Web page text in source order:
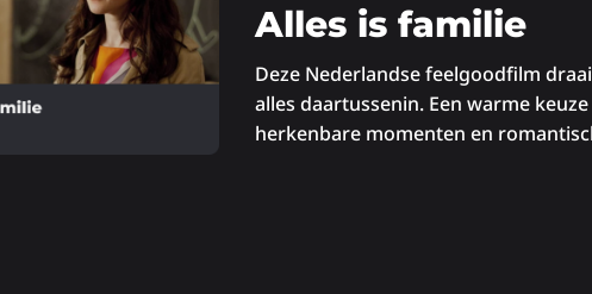
Alles is familie
Deze Nederlandse feelgoodfilm
alles daartussenin. Een warme
herkenbare momenten en